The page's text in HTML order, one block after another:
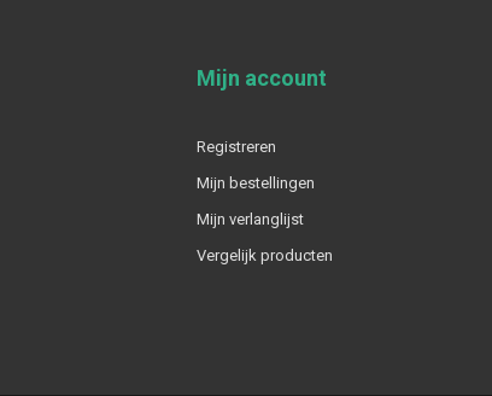
Mijn account
Registreren
Mijn bestellingen
Mijn verlanglijst
Vergelijk producten